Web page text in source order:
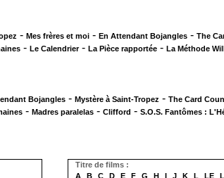
- Mes frères et moi - En Attendant Bojangles - The
- Le Calendrier- La Pièce rapportée - La Méthode
Bojangles - Mystère à Saint-Tropez - The Card
- Madres paralelas - Clifford - S.O.S. Fantômes :
Titre de films :
A
B C D E F G H I J K L LE